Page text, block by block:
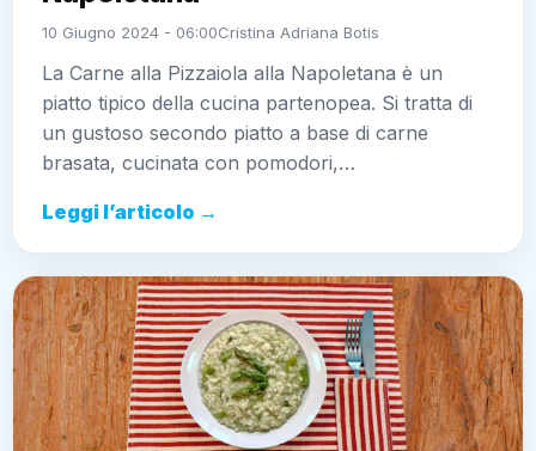
10 Giugno 2024 - 06:00Cristina Adriana Botis
La Carne alla Pizzaiola alla Napoletana è un
piatto tipico della cucina partenopea. Si tratta di
un gustoso secondo piatto a base di carne
brasata, cucinata con pomodori,…
Leggi l’articolo →